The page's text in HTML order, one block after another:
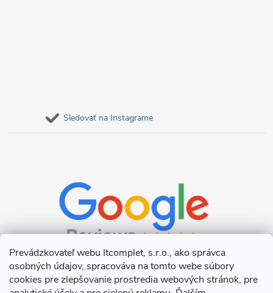
Prevádzkovateľ webu Itcomplet, s.r.o., ako správca
osobných údajov, spracováva na tomto webe súbory
cookies pre zlepšovanie prostredia webových stránok, pre
Sledovať na Instagrame